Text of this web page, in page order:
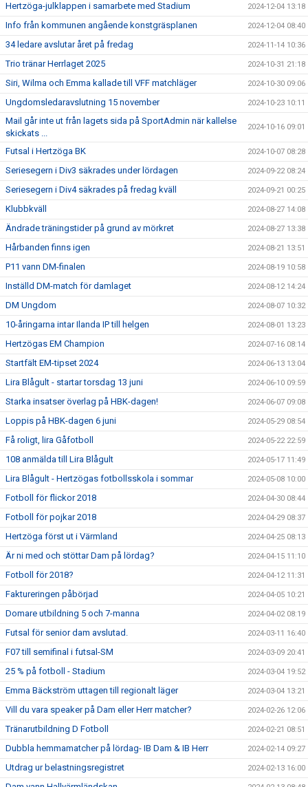
Hertzöga-julklappen i samarbete med Stadium 2024-12-04 13:18
Info från kommunen angående konstgräsplanen 2024-12-04 08:40
34 ledare avslutar året på fredag 2024-11-14 10:36
Trio tränar Herrlaget 2025 2024-10-31 21:18
Siri, Wilma och Emma kallade till VFF matchläger 2024-10-30 09:06
Ungdomsledaravslutning 15 november 2024-10-23 10:11
Mail går inte ut från lagets sida på SportAdmin när kallelse
skickats ...
2024-10-16 09:01
Futsal i Hertzöga BK 2024-10-07 08:28
Seriesegern i Div3 säkrades under lördagen 2024-09-22 08:24
Seriesegern i Div4 säkrades på fredag kväll 2024-09-21 00:25
Klubbkväll 2024-08-27 14:08
Ändrade träningstider på grund av mörkret 2024-08-27 13:38
Hårbanden finns igen 2024-08-21 13:51
P11 vann DM-finalen 2024-08-19 10:58
Inställd DM-match för damlaget 2024-08-12 14:24
DM Ungdom 2024-08-07 10:32
10-åringarna intar Ilanda IP till helgen 2024-08-01 13:23
Hertzögas EM Champion 2024-07-16 08:14
Startfält EM-tipset 2024 2024-06-13 13:04
Lira Blågult - startar torsdag 13 juni 2024-06-10 09:59
Starka insatser överlag på HBK-dagen! 2024-06-07 09:08
Loppis på HBK-dagen 6 juni 2024-05-29 08:54
Få roligt, lira Gåfotboll 2024-05-22 22:59
108 anmälda till Lira Blågult 2024-05-17 11:49
Lira Blågult - Hertzögas fotbollsskola i sommar 2024-05-08 10:00
Fotboll för flickor 2018 2024-04-30 08:44
Fotboll för pojkar 2018 2024-04-29 08:37
Hertzöga först ut i Värmland 2024-04-25 08:13
Är ni med och stöttar Dam på lördag? 2024-04-15 11:10
Fotboll för 2018? 2024-04-12 11:31
Faktureringen påbörjad 2024-04-05 10:21
Domare utbildning 5 och 7-manna 2024-04-02 08:19
Futsal för senior dam avslutad. 2024-03-11 16:40
F07 till semifinal i futsal-SM 2024-03-09 20:41
25 % på fotboll - Stadium 2024-03-04 19:52
Emma Bäckström uttagen till regionalt läger 2024-03-04 13:21
Vill du vara speaker på Dam eller Herr matcher? 2024-02-26 12:06
Tränarutbildning D Fotboll 2024-02-21 08:51
Dubbla hemmamatcher på lördag- IB Dam & IB Herr 2024-02-14 09:27
Utdrag ur belastningsregistret 2024-02-13 16:00